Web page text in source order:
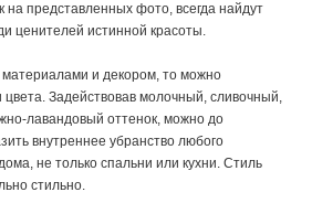
на представленных фото, всегда найдут
ценителей истинной красоты.
материалами и декором, то можно
Задействовав молочный, сливочный,
лавандовый оттенок, можно до
внутреннее убранство любого
не только спальни или кухни. Стиль
стильно.